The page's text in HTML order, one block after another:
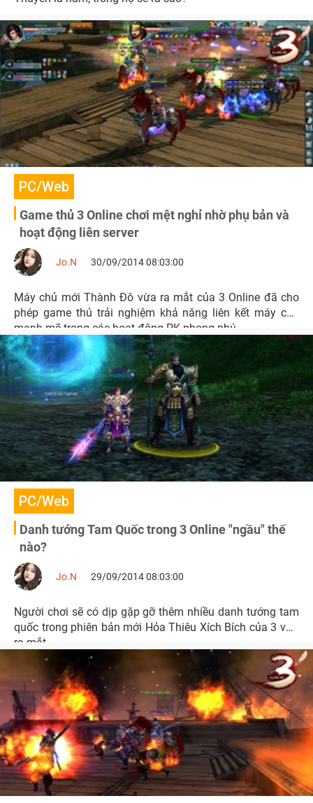
PC/Web
Game thủ 3 Online chơi mệt nghỉ nhờ phụ bản và
hoạt động liên server
Jo.N 30/09/2014 08:03:00
Máy chủ mới Thành Đô vừa ra mắt của 3 Online đã cho
phép game thủ trải nghiệm khả năng liên kết máy chủ
mạnh mẽ trong các hoạt động PK phong phú.
PC/Web
Danh tướng Tam Quốc trong 3 Online "ngầu" thế
nào?
Jo.N 29/09/2014 08:03:00
Người chơi sẽ có dịp gặp gỡ thêm nhiều danh tướng tam
quốc trong phiên bản mới Hỏa Thiêu Xích Bích của 3 vừa
ra mắt.